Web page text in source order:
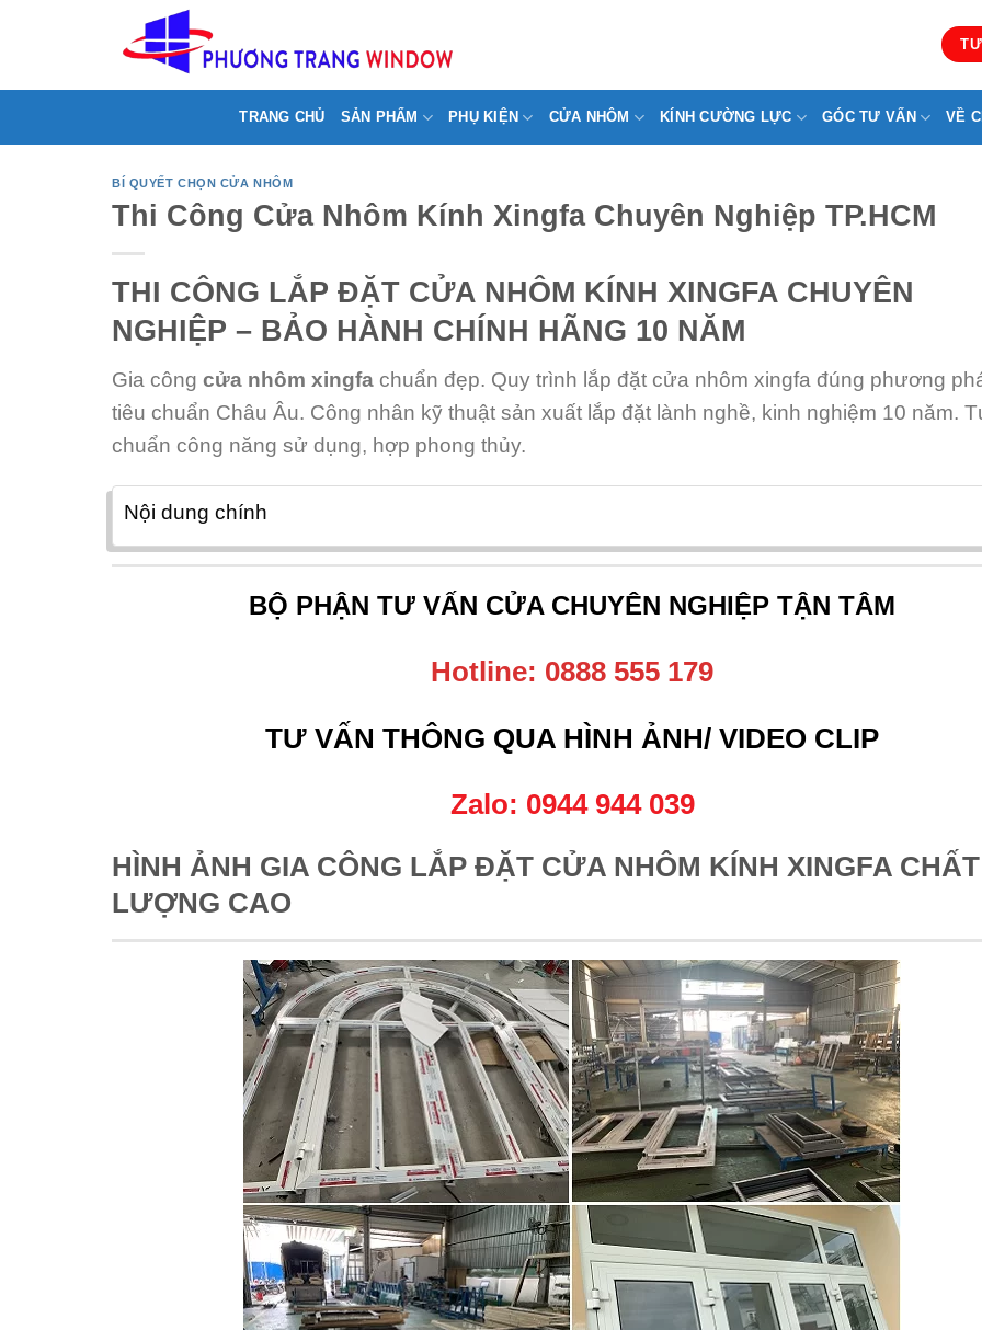
dung
TRANG CHỦ SẢN PHẨM PHỤ KIỆN CỬA NHÔM KÍNH CƯỜNG LỰC GÓC TƯ VẤN VỀ
BÍ QUYẾT CHỌN CỬA NHÔM
Thi Công Cửa Nhôm Kính Xingfa Chuyên Nghiệp TP.HCM
THI CÔNG LẮP ĐẶT CỬA NHÔM KÍNH XINGFA CHUYÊN
NGHIỆP – BẢO HÀNH CHÍNH HÃNG 10 NĂM
Gia công cửa nhôm xingfa chuẩn đẹp. Quy trình lắp đặt cửa nhôm xingfa đúng phương
tiêu chuẩn Châu Âu. Công nhân kỹ thuật sản xuất lắp đặt lành nghề, kinh nghiệm 10 năm.
chuẩn công năng sử dụng, hợp phong thủy.
Nội dung chính
BỘ PHẬN TƯ VẤN CỬA CHUYÊN NGHIỆP TẬN TÂM
Hotline: 0888 555 179
TƯ VẤN THÔNG QUA HÌNH ẢNH/ VIDEO CLIP
Zalo: 0944 944 039
HÌNH ẢNH GIA CÔNG LẮP ĐẶT CỬA NHÔM KÍNH XINGFA CHẤT
LƯỢNG CAO